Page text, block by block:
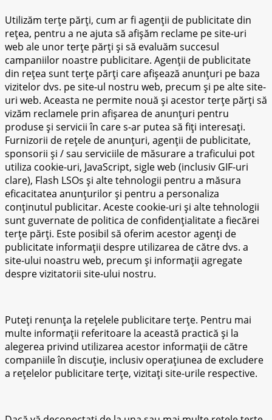
Utilizăm terțe părți, cum ar fi agenții de publicitate din
rețea, pentru a ne ajuta să afișăm reclame pe site-uri
web ale unor terțe părți și să evaluăm succesul
campaniilor noastre publicitare. Agenții de publicitate
din rețea sunt terțe părți care afișează anunțuri pe baza
vizitelor dvs. pe site-ul nostru web, precum și pe alte site-
uri web. Aceasta ne permite nouă și acestor terțe părți să
vizăm reclamele prin afișarea de anunțuri pentru
produse și servicii în care s-ar putea să fiți interesați.
Furnizorii de rețele de anunțuri, agenții de publicitate,
sponsorii și / sau serviciile de măsurare a traficului pot
utiliza cookie-uri, JavaScript, sigle web (inclusiv GIF-uri
clare), Flash LSOs și alte tehnologii pentru a măsura
eficacitatea anunțurilor și pentru a personaliza
conținutul publicitar. Aceste cookie-uri și alte tehnologii
sunt guvernate de politica de confidențialitate a fiecărei
terțe părți. Este posibil să oferim acestor agenți de
publicitate informații despre utilizarea de către dvs. a
site-ului noastru web, precum și informații agregate
despre vizitatorii site-ului nostru.
Puteți renunța la rețelele publicitare terțe. Pentru mai
multe informații referitoare la această practică și la
alegerea privind utilizarea acestor informații de către
companiile în discuție, inclusiv operațiunea de excludere
a rețelelor publicitare terțe, vizitați site-urile respective.